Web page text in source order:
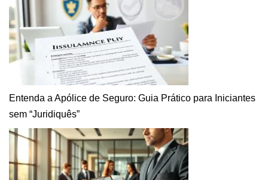
Entenda a Apólice de Seguro: Guia Prático para Iniciantes
sem “Juridiquês”